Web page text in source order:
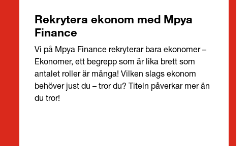
Rekrytera ekonom med Mpya
Finance
Vi på Mpya Finance rekryterar bara ekonomer –
Ekonomer, ett begrepp som är lika brett som
antalet roller är många! Vilken slags ekonom
behöver just du – tror du? Titeln påverkar mer än
du tror!